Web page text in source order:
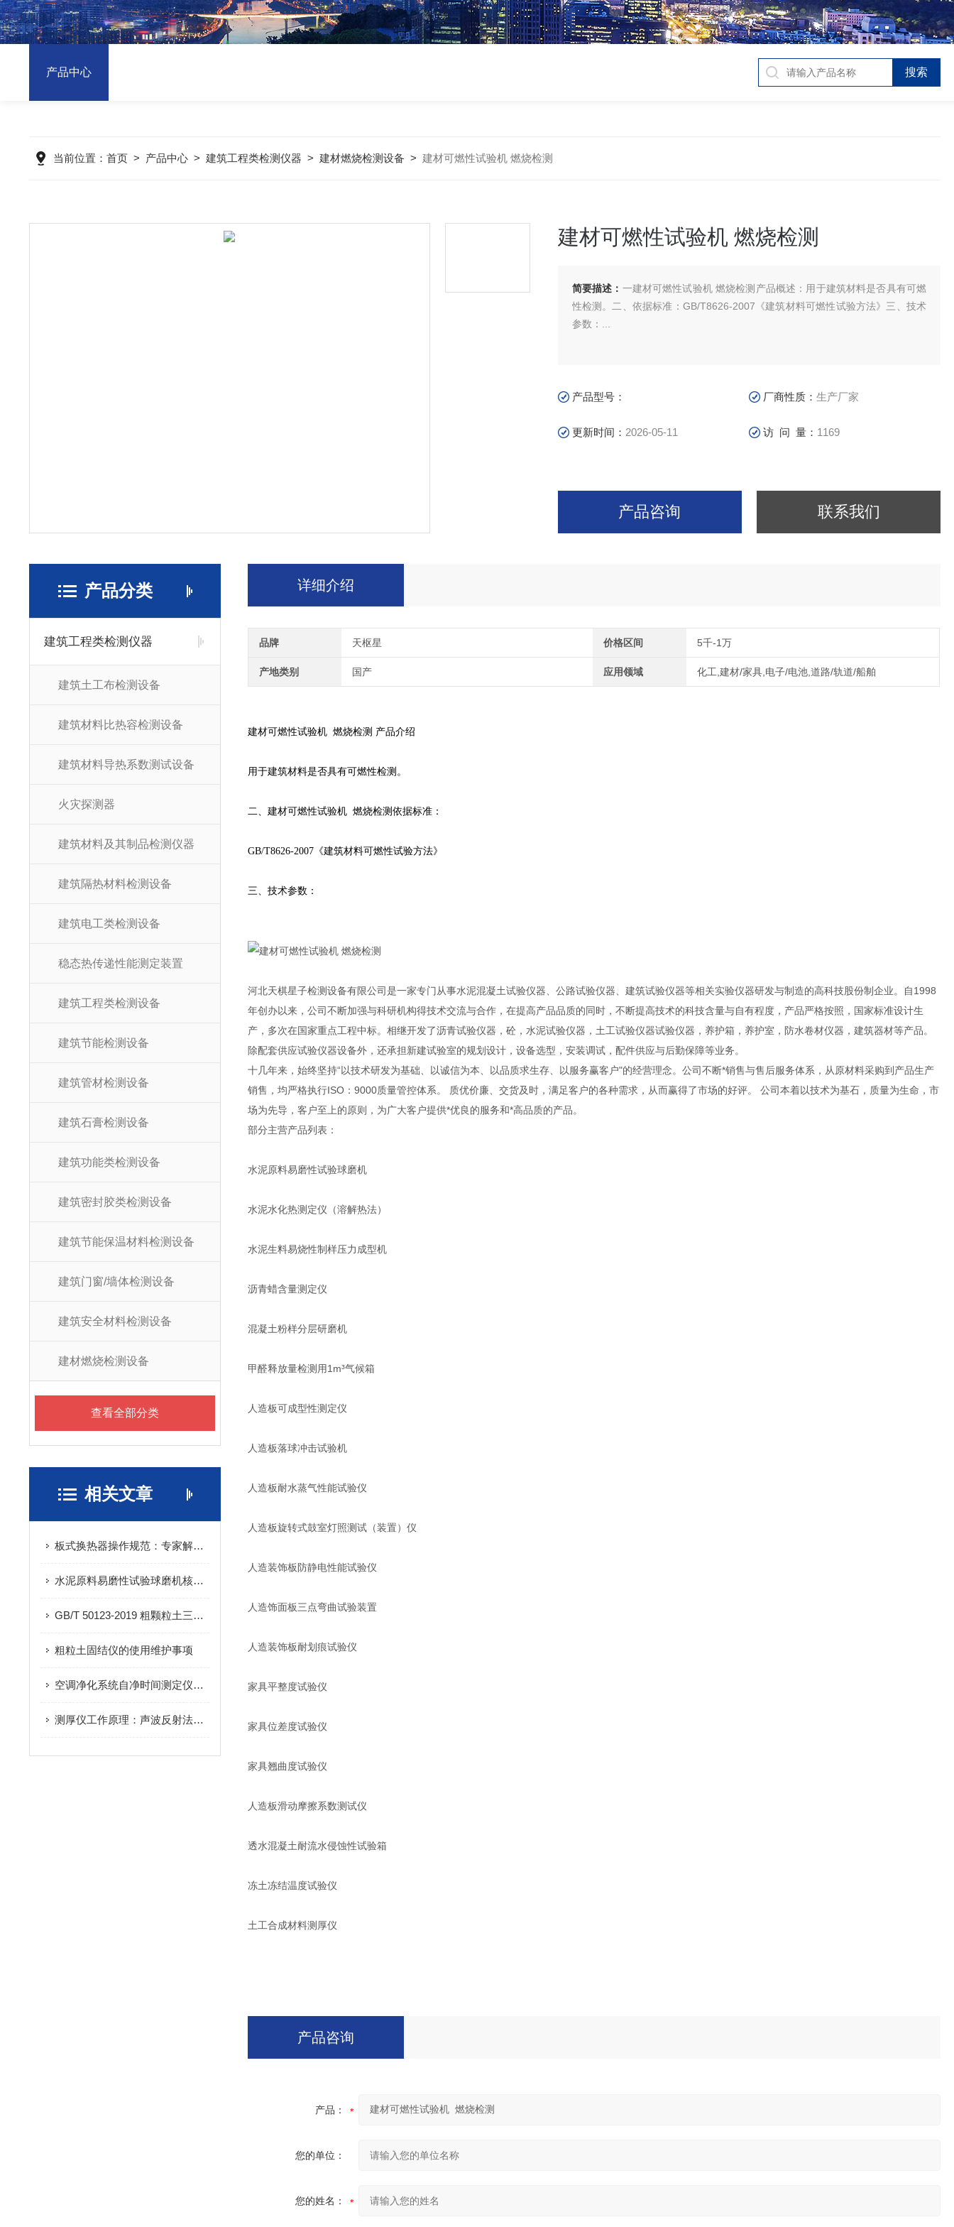
产品中心
当前位置： 首页> 产品中心> 建筑工程类检测仪器 > 建材燃烧检测设备 > 建材可燃性试验机 燃烧检测
建材可燃性试验机 燃烧检测
简要描述： 一建材可燃性试验机 燃烧检测产品概述：用于建筑材料是否具有可燃
性检测。二、依据标准：GB/T8626-2007《建筑材料可燃性试验方法》三、技术
参数：...
产品型号： 厂商性质：生产厂家
更新时间： 2026-05-11 访 问 量： 1169
产品咨询 联系我们
详细介绍
品牌 天枢星 价格区间 5千-1万
产地类别 国产 应用领域 化工,建材/家具,电子/电池,道路/轨道/船舶
建材可燃性试验机 燃烧检测 产品介绍
用于建筑材料是否具有可燃性检测。
二、建材可燃性试验机 燃烧检测依据标准：
GB/T8626-2007《建筑材料可燃性试验方法》
三、技术参数：
河北天棋星子检测设备有限公司是一家专门从事水泥混凝土试验仪器、公路试验仪器、建筑试验仪器等相关实验仪器研发与制造的高科技股份制企业。自1998
年创办以来，公司不断加强与科研机构得技术交流与合作，在提高产品品质的同时，不断提高技术的科技含量与自有程度，产品严格按照，国家标准设计生
产，多次在国家重点工程中标。相继开发了沥青试验仪器，砼，水泥试验仪器，土工试验仪器试验仪器，养护箱，养护室，防水卷材仪器，建筑器材等产品。
除配套供应试验仪器设备外，还承担新建试验室的规划设计，设备选型，安装调试，配件供应与后勤保障等业务。
十几年来，始终坚持“以技术研发为基础、以诚信为本、以品质求生存、以服务赢客户"的经营理念。公司不断*销售与售后服务体系，从原材料采购到产品生产
销售，均严格执行ISO：9000质量管控体系。 质优价廉、交货及时，满足客户的各种需求，从而赢得了市场的好评。 公司本着以技术为基石，质量为生命，市
场为先导，客户至上的原则，为广大客户提供*优良的服务和*高品质的产品。
部分主营产品列表：
水泥原料易磨性试验球磨机
水泥水化热测定仪（溶解热法）
水泥生料易烧性制样压力成型机
沥青蜡含量测定仪
混凝土粉样分层研磨机
甲醛释放量检测用1m³气候箱
人造板可成型性测定仪
人造板落球冲击试验机
人造板耐水蒸气性能试验仪
人造板旋转式鼓室灯照测试（装置）仪
人造装饰板防静电性能试验仪
人造饰面板三点弯曲试验装置
人造装饰板耐划痕试验仪
家具平整度试验仪
家具位差度试验仪
家具翘曲度试验仪
人造板滑动摩擦系数测试仪
透水混凝土耐流水侵蚀性试验箱
冻土冻结温度试验仪
土工合成材料测厚仪
产品咨询
产品：
您的单位：
您的姓名：
产品分类
建筑工程类检测仪器
建筑土工布检测设备
建筑材料比热容检测设备
建筑材料导热系数测试设备
火灾探测器
建筑材料及其制品检测仪器
建筑隔热材料检测设备
建筑电工类检测设备
稳态热传递性能测定装置
建筑工程类检测设备
建筑节能检测设备
建筑管材检测设备
建筑石膏检测设备
建筑功能类检测设备
建筑密封胶类检测设备
建筑节能保温材料检测设备
建筑门窗/墙体检测设备
建筑安全材料检测设备
建材燃烧检测设备
查看全部分类
相关文章
板式换热器操作规范：专家解读开机、运行与维护核心要点
水泥原料易磨性试验球磨机核心工作原理详解
GB/T 50123-2019 粗颗粒土三轴湿化变形试验
粗粒土固结仪的使用维护事项
空调净化系统自净时间测定仪工作原理：标准气溶胶法量化洁净空间自净性能
测厚仪工作原理：声波反射法与材料声速的关联逻辑